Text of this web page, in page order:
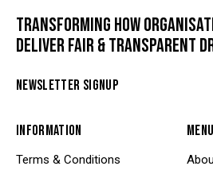
TRANSFORMING HOW
DELIVER FAIR & TRANSPARENT
NEWSLETTER SIGNUP
INFORMATION
Terms & Conditions
MENU